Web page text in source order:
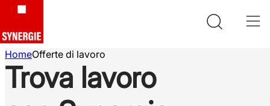
HomeOfferte di lavoro
Trova lavoro